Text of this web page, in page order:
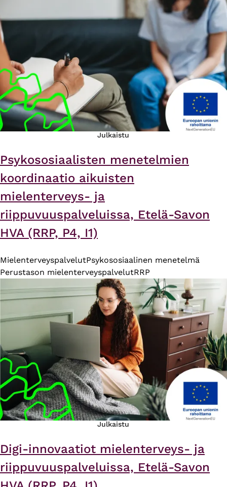
Julkaistu
Psykososiaalisten menetelmien
koordinaatio aikuisten
mielenterveys- ja
riippuvuuspalveluissa, Etelä-Savon
HVA (RRP, P4, I1)
MielenterveyspalvelutPsykososiaalinen menetelmä
Perustason mielenterveyspalvelutRRP
Julkaistu
Digi-innovaatiot mielenterveys- ja
riippuvuuspalveluissa, Etelä-Savon